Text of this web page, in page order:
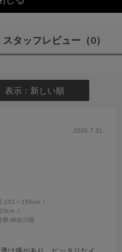
スタッフレビュー （0）
表示：新しい順
2026.7.31
:151～155cm
県:神奈川県